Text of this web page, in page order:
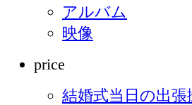
アルバム
映像
price
結婚式当日の出張